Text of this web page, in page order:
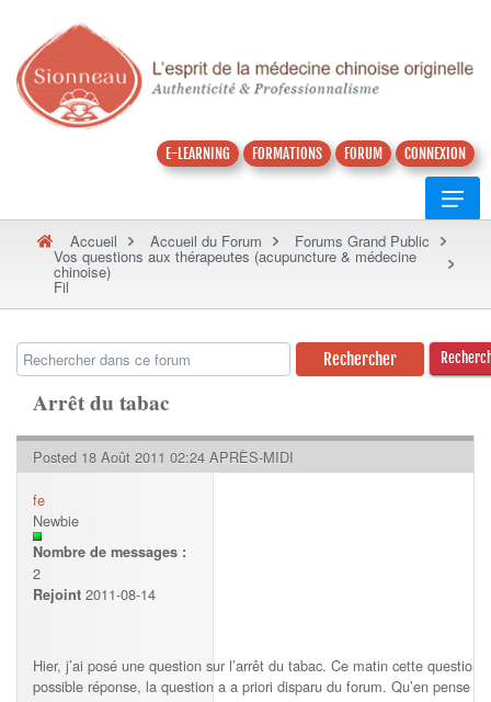
E-LEARNING FORMATIONS FORUM CONNEXION
Accueil Accueil du Forum Forums Grand Public
Vos questions aux thérapeutes (acupuncture & médecine
chinoise)
Fil
Arrêt du tabac
Posted 18 Août 2011 02:24 APRÈS-MIDI
fe
Newbie
Nombre de messages :
2
Rejoint 2011-08-14
Hier, j’ai posé une question sur l’arrêt du tabac. Ce matin cette
possible réponse, la question a a priori disparu du forum. Qu’en pense